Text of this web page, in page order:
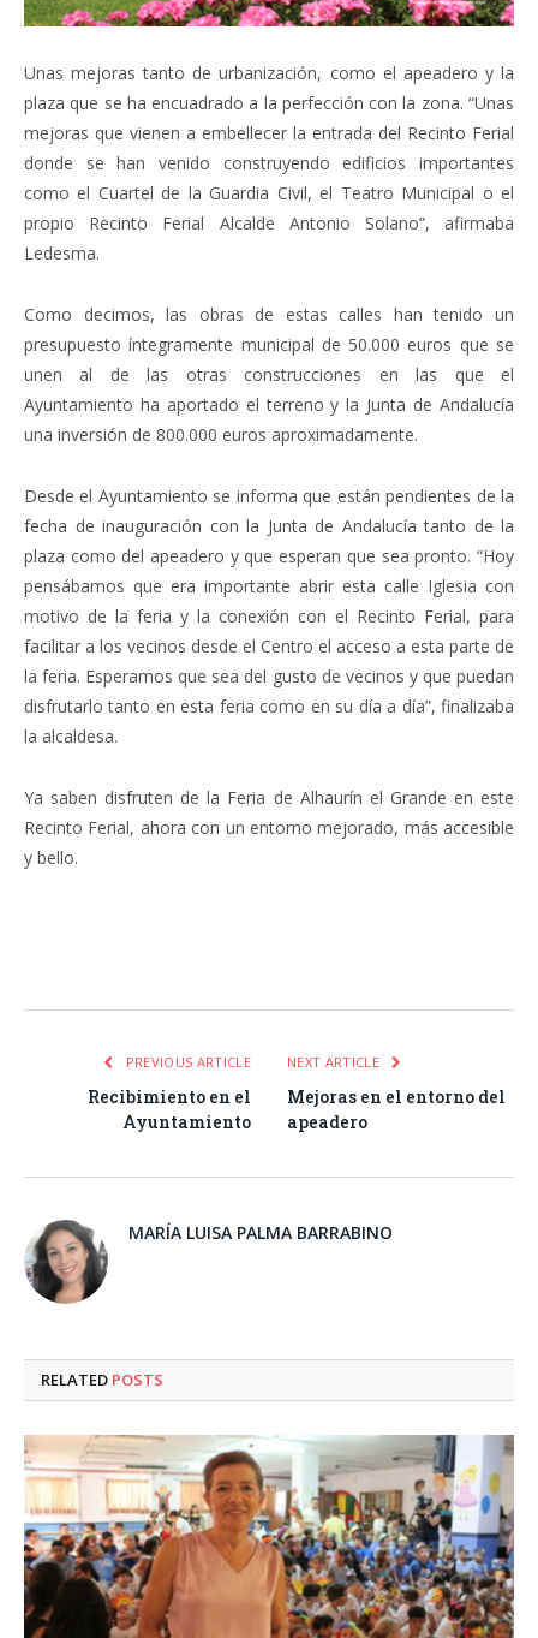
Unas mejoras tanto de urbanización, como el apeadero y la
plaza que se ha encuadrado a la perfección con la zona. “Unas
mejoras que vienen a embellecer la entrada del Recinto Ferial
donde se han venido construyendo edificios importantes
como el Cuartel de la Guardia Civil, el Teatro Municipal o el
propio Recinto Ferial Alcalde Antonio Solano”, afirmaba
Ledesma.
Como decimos, las obras de estas calles han tenido un
presupuesto íntegramente municipal de 50.000 euros que se
unen al de las otras construcciones en las que el
Ayuntamiento ha aportado el terreno y la Junta de Andalucía
una inversión de 800.000 euros aproximadamente.
Desde el Ayuntamiento se informa que están pendientes de la
fecha de inauguración con la Junta de Andalucía tanto de la
plaza como del apeadero y que esperan que sea pronto. “Hoy
pensábamos que era importante abrir esta calle Iglesia con
motivo de la feria y la conexión con el Recinto Ferial, para
facilitar a los vecinos desde el Centro el acceso a esta parte de
la feria. Esperamos que sea del gusto de vecinos y que puedan
disfrutarlo tanto en esta feria como en su día a día”, finalizaba
la alcaldesa.
Ya saben disfruten de la Feria de Alhaurín el Grande en este
Recinto Ferial, ahora con un entorno mejorado, más accesible
y bello.
PREVIOUS ARTICLE
Recibimiento en el
Ayuntamiento
NEXT ARTICLE
Mejoras en el entorno del
apeadero
MARÍA LUISA PALMA BARRABINO
RELATED POSTS